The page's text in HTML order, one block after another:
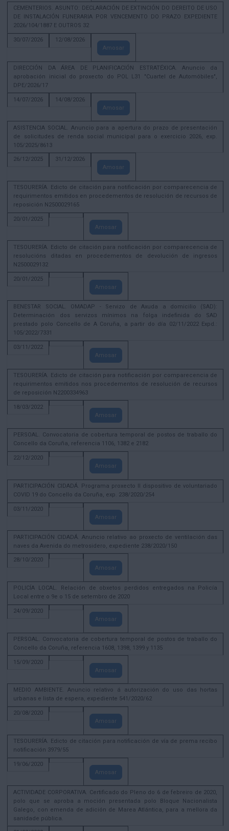
CEMENTERIOS. ASUNTO: DECLARACIÓN DE EXTINCIÓN DO DEREITO DE USO
DE INSTALACIÓN FUNERARIA POR VENCEMENTO DO PRAZO EXPEDIENTE
2026/104/1887 E OUTROS 32
30/07/2026
12/08/2026
Amosar
DIRECCIÓN DA ÁREA DE PLANIFICACIÓN ESTRATÉXICA. Anuncio da
aprobación inicial do proxecto do POL L31 "Cuartel de Automóbiles",
DPE/2026/17
14/07/2026
14/08/2026
Amosar
ASISTENCIA SOCIAL. Anuncio para a apertura do prazo de presentación
de solicitudes de renda social municipal para o exercicio 2026, exp.
105/2025/8613
26/12/2025
31/12/2026
Amosar
TESOURERÍA. Edicto de citación para notificación por comparecencia de
requirimentos emitidos en procedementos de resolución de recursos de
reposición N2500029165
20/01/2025
Amosar
TESOURERÍA. Edicto de citación para notificación por comparecencia de
resolucións ditadas en procedementos de devolución de ingresos
N2500029132
20/01/2025
Amosar
BENESTAR SOCIAL. OMADAP - Servizo de Axuda a domicilio (SAD):
Determinación dos servizos mínimos na folga indefinida do SAD
prestado polo Concello de A Coruña, a partir do día 02/11/2022 Expd.:
105/2022/7331
03/11/2022
Amosar
TESOURERÍA. Edicto de citación para notificación por comparecencia de
requirimentos emitidos nos procedementos de resolución de recursos
de reposición N2200334963
18/03/2022
Amosar
PERSOAL. Convocatoria de cobertura temporal de postos de traballo do
Concello da Coruña, referencia 1106, 1382 e 2182
22/12/2020
Amosar
PARTICIPACIÓN CIDADÁ. Programa proxecto II dispositivo de voluntariado
COVID 19 do Concello da Coruña, exp. 238/2020/254
03/11/2020
Amosar
PARTICIPACIÓN CIDADÁ. Anuncio relativo ao proxecto de ventilación das
naves da Avenida do metrosidero, expediente 238/2020/150
28/10/2020
Amosar
POLICÍA LOCAL. Relación de obxetos perdidos entregados na Policía
Local entre o 9e o 15 de setembro de 2020
24/09/2020
Amosar
PERSOAL. Convocatoria de cobertura temporal de postos de traballo do
Concello da Coruña, referencia 1608, 1398, 1399 y 1135
15/09/2020
Amosar
MEDIO AMBIENTE. Anuncio relativo á autorización do uso das hortas
urbanas e lista de espera, expediente 541/2020/62
20/08/2020
Amosar
TESOURERÍA. Edicto de citación para notificación de vía de prema recibo
notificación 3979/55
19/06/2020
Amosar
ACTIVIDADE CORPORATIVA. Certificado do Pleno do 6 de febreiro de 2020,
polo que se aproba a moción presentada polo Bloque Nacionalista
Galego, con emenda de adición de Marea Atlántica, para a mellora da
sanidade pública.